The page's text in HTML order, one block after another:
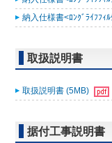
納入仕様書<ﾛﾝｸﾞﾗｲﾌﾌ
取扱説明書
取扱説明書 (5MB)
据付工事説明書